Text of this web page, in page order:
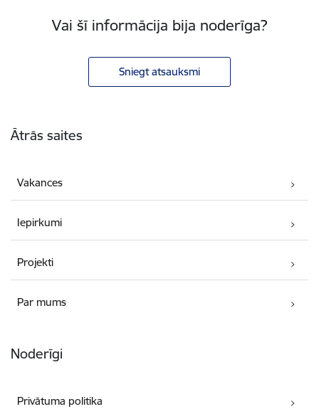
Vai šī informācija bija noderīga?
Sniegt atsauksmi
Ātrās saites
Vakances
Iepirkumi
Projekti
Par mums
Noderīgi
Privātuma politika